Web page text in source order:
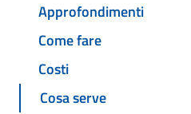
Approfondimenti
Come fare
Costi
Cosa serve